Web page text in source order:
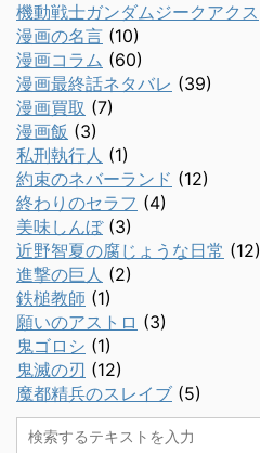
機動戦士ガンダムジークアクス
漫画の名言 (10)
漫画コラム (60)
漫画最終話ネタバレ (39)
漫画買取 (7)
漫画飯 (3)
私刑執行人 (1)
約束のネバーランド (12)
終わりのセラフ (4)
美味しんぼ(3)
近野智夏の腐じょうな日常 (12)
進撃の巨人 (2)
鉄槌教師 (1)
願いのアストロ (3)
鬼ゴロシ (1)
鬼滅の刃 (12)
魔都精兵のスレイブ (5)